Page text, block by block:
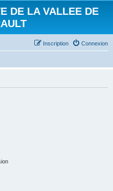
DE LA VALLEE DE
Connexion
Inscription